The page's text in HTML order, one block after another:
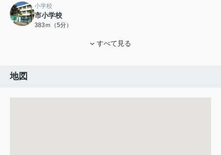
小学校
市小学校
383ｍ（5分）
すべて見る
地図